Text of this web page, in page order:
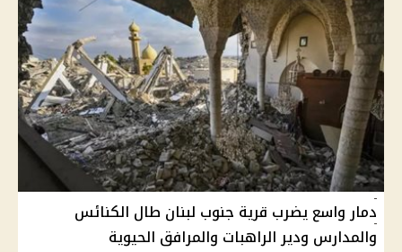
دمار واسع يضرب قرية جنوب لبنان طال الكنائس
والمدارس ودير الراهبات والمرافق الحيوية